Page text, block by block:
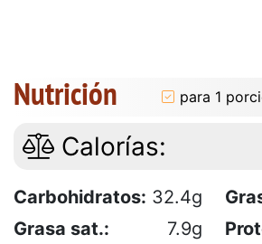
Nutrición para 1
Calorías:
Carbohidratos: 32.4g
Grasa sat.:
7.9g